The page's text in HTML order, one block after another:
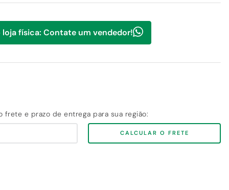
loja física: Contate um vendedor!
CALCULAR O FRETE